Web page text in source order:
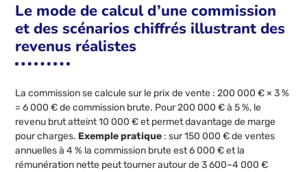
Le mode de calcul d’une commission
et des scénarios chiffrés illustrant des
revenus réalistes
La commission se calcule sur le prix de vente : 200 000 € × 3 %
= 6 000 € de commission brute. Pour 200 000 € à 5 %, le
revenu brut atteint 10 000 € et permet davantage de marge
pour charges. Exemple pratique : sur 150 000 € de ventes
annuelles à 4 % la commission brute est 6 000 € et la
rémunération nette peut tourner autour de 3 600–4 000 €